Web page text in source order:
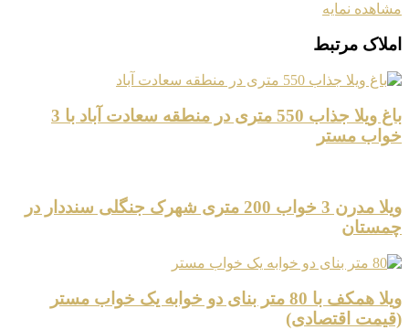
مشاهده نمایه
املاک مرتبط
باغ ویلا جذاب 550 متری در منطقه سعادت آباد با 3
خواب مستر
ویلا مدرن 3 خواب 200 متری شهرک جنگلی سنددار در
چمستان
ویلا همکف با 80 متر بنای دو خوابه یک خواب مستر
(قیمت اقتصادی)